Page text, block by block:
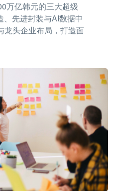
万亿韩元的三大超级
先进封装与AI数据中
龙头企业布局，打造面